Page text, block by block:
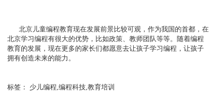
北京儿童编程教育现在发展前景比较可观，作为我国的首都，在
北京学习编程有很大的优势，比如政策、教师团队等等。随着编程
教育的发展，现在更多的家长们都愿意去让孩子学习编程，让孩子
拥有创造未来的能力。
标签： 少儿编程,编程科技,教育培训